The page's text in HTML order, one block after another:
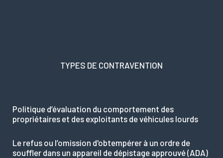
TYPES DE CONTRAVENTION
Politique d’évaluation du comportement des
propriétaires et des exploitants de véhicules lourds
Le refus ou l’omission d'obtempérer à un ordre de
souffler dans un appareil de dépistage approuvé (ADA)